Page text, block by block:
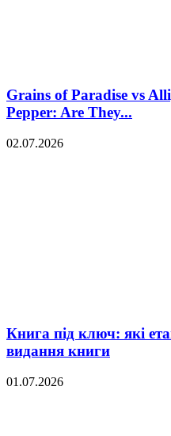
Grains of Paradise vs
Pepper: Are They...
02.07.2026
Книга під ключ: які
видання книги
01.07.2026